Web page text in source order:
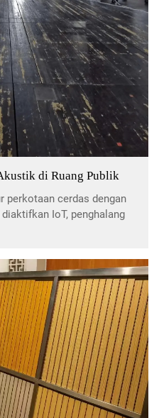
di Ruang Publik
cerdas dengan
IoT, penghalang
suara canggih di ruang
keberlanjutan lingkungan